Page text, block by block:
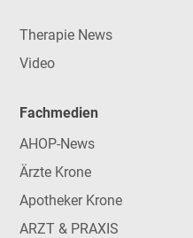
Therapie News
Video
Fachmedien
AHOP-News
Ärzte Krone
Apotheker Krone
ARZT & PRAXIS